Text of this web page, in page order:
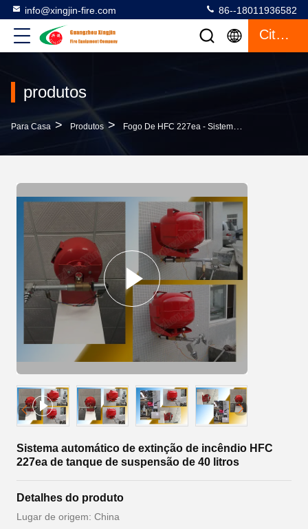
info@xingjin-fire.com 86--18011936582
Citações
produtos
Para Casa > Produtos > Fogo De HFC 227ea - Sistema Extinguindo
Sistema automático de extinção de incêndio HFC
227ea de tanque de suspensão de 40 litros
Detalhes do produto
Lugar de origem: China